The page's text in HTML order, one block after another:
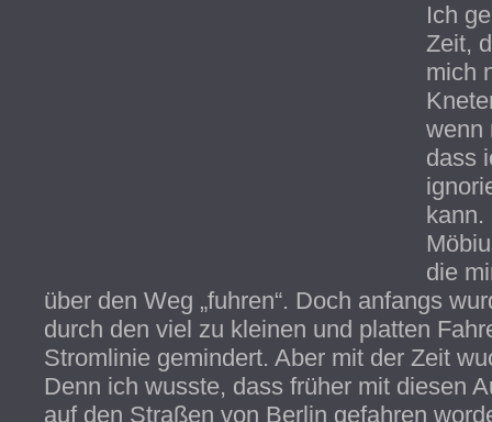
Ich
Zeit,
mich
wenn
dass
kann.
die
über den Weg „fuhren“. Doch anfangs
durch den viel zu kleinen und platten
Stromlinie gemindert. Aber mit der Zeit
Denn ich wusste, dass früher mit diesen
auf den Straßen von Berlin gefahren